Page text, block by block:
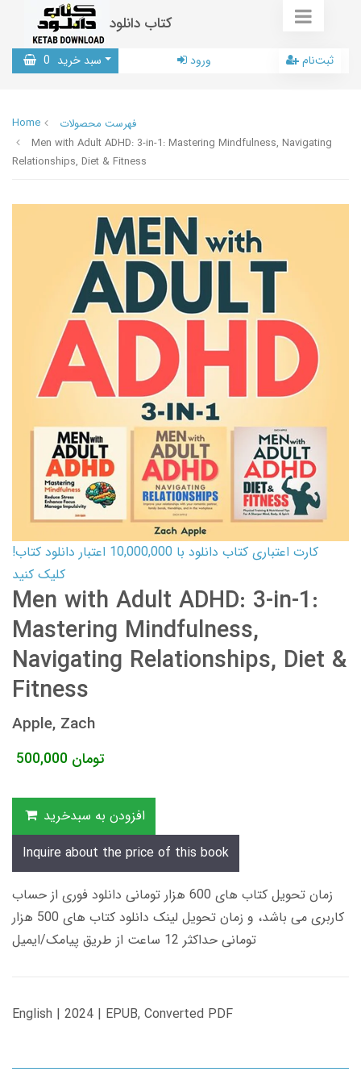
کتاب دانلود
سبد خرید 0 ورود ثبت‌نام
Home
فهرست محصولات
Men with Adult ADHD: 3-in-1: Mastering Mindfulness, Navigating
Relationships, Diet & Fitness
کارت اعتباری کتاب دانلود با 10,000,000 اعتبار دانلود کتاب!
کلیک کنید
Men with Adult ADHD: 3-in-1:
Mastering Mindfulness,
Navigating Relationships, Diet &
Fitness
Apple, Zach
500,000 تومان
افزودن به سبدخرید
Inquire about the price of this book
زمان تحویل کتاب های 600 هزار تومانی دانلود فوری از حساب
کاربری می باشد، و زمان تحویل لینک دانلود کتاب های 500 هزار
تومانی حداکثر 12 ساعت از طریق پیامک/ایمیل
English | 2024 | EPUB, Converted PDF